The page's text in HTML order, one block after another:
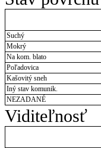
Suchý
Mokrý
Na kom. blato
Poľadovica
Kašovitý sneh
Iný stav komunik.
NEZADANÉ
Viditeľnosť